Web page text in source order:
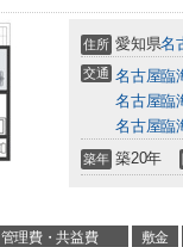
住所 愛知県名
交通 名古屋臨
名古屋臨
名古屋臨
築年 築20年
管理費・共益費 敷金